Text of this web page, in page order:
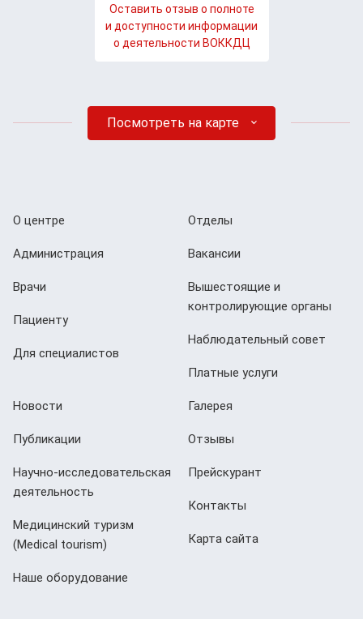
Оставить отзыв о полноте
и доступности информации
о деятельности ВОККДЦ
Посмотреть на карте
О центре
Администрация
Врачи
Пациенту
Для специалистов
Отделы
Вакансии
Вышестоящие и
контролирующие органы
Наблюдательный совет
Платные услуги
Новости
Публикации
Научно-исследовательская
деятельность
Медицинский туризм
(Мedical tourism)
Наше оборудование
Галерея
Отзывы
Прейскурант
Контакты
Карта сайта